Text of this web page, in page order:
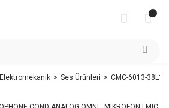
Elektromekanik Ses Ürünleri CMC-6013-